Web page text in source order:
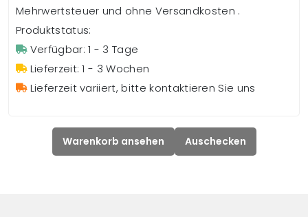
Mehrwertsteuer und ohne Versandkosten .
Produktstatus:
Verfügbar: 1 - 3 Tage
Lieferzeit: 1 - 3 Wochen
Lieferzeit variiert, bitte kontaktieren Sie uns
Warenkorb ansehen Auschecken